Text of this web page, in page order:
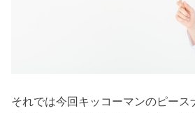
それでは今回キッコーマンのピース